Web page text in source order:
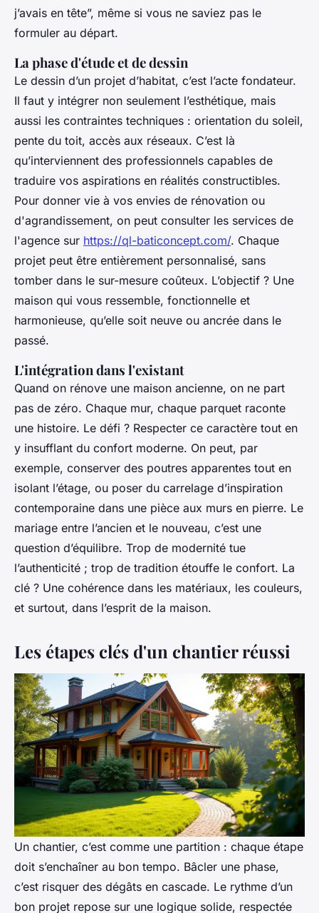
j’avais en tête”, même si vous ne saviez pas le
formuler au départ.
La phase d'étude et de dessin
Le dessin d’un projet d’habitat, c’est l’acte fondateur.
Il faut y intégrer non seulement l’esthétique, mais
aussi les contraintes techniques : orientation du soleil,
pente du toit, accès aux réseaux. C’est là
qu’interviennent des professionnels capables de
traduire vos aspirations en réalités constructibles.
Pour donner vie à vos envies de rénovation ou
d'agrandissement, on peut consulter les services de
l'agence sur https://ql-baticoncept.com/. Chaque
projet peut être entièrement personnalisé, sans
tomber dans le sur-mesure coûteux. L’objectif ? Une
maison qui vous ressemble, fonctionnelle et
harmonieuse, qu’elle soit neuve ou ancrée dans le
passé.
L'intégration dans l'existant
Quand on rénove une maison ancienne, on ne part
pas de zéro. Chaque mur, chaque parquet raconte
une histoire. Le défi ? Respecter ce caractère tout en
y insufflant du confort moderne. On peut, par
exemple, conserver des poutres apparentes tout en
isolant l’étage, ou poser du carrelage d’inspiration
contemporaine dans une pièce aux murs en pierre. Le
mariage entre l’ancien et le nouveau, c’est une
question d’équilibre. Trop de modernité tue
l’authenticité ; trop de tradition étouffe le confort. La
clé ? Une cohérence dans les matériaux, les couleurs,
et surtout, dans l’esprit de la maison.
Les étapes clés d'un chantier réussi
Un chantier, c’est comme une partition : chaque étape
doit s’enchaîner au bon tempo. Bâcler une phase,
c’est risquer des dégâts en cascade. Le rythme d’un
bon projet repose sur une logique solide, respectée